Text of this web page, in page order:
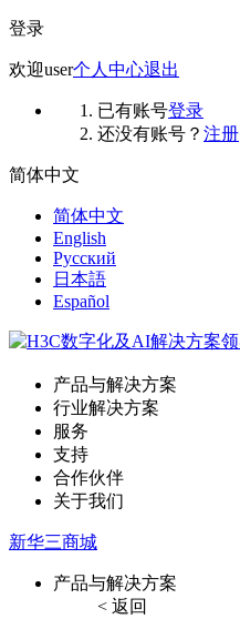
登录
欢迎user个人中心退出
已有账号登录
还没有账号？ 注册
简体中文
简体中文
English
Русский
日本語
Español
产品与解决方案
行业解决方案
服务
支持
合作伙伴
关于我们
新华三商城
产品与解决方案
< 返回